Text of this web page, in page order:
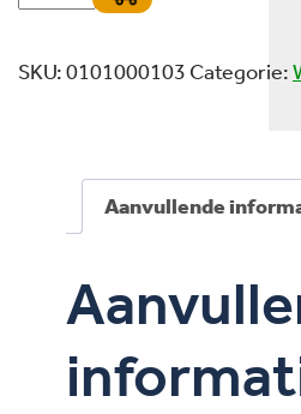
SKU:0101000103 Categorie:
Aanvullende